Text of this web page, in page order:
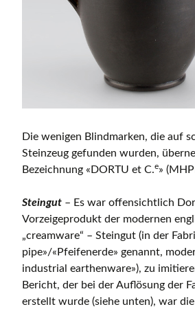
Die wenigen Blindmarken, die auf
Steinzeug gefunden wurden,
Bezeichnung «DORTU et C.e»
Steingut – Es war offensichtlich
Vorzeigeprodukt der modernen
„creamware“ – Steingut (in der
pipe»/«Pfeifenerde» genannt,
industrial earthenware»), zu
Bericht, der bei der Auflösung der
erstellt wurde (siehe unten), war